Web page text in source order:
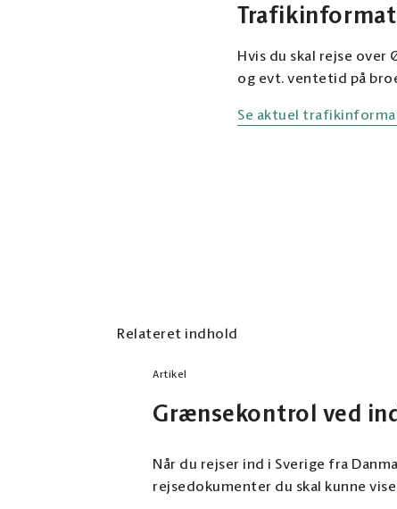
Hvis du skal rejse
og evt. ventetid på
Se aktuel
Relateret indhold
Artikel
Grænsekontrol ved
Når du rejser ind i Sverige fra
rejsedokumenter du skal kunne